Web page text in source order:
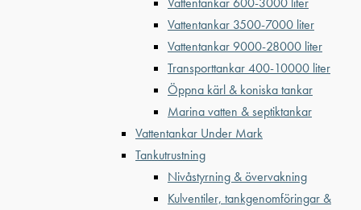
Vattentankar 3500-7000 liter
Vattentankar 9000-28000 liter
Transporttankar 400-10000 liter
Öppna kärl & koniska tankar
Marina vatten & septiktankar
Vattentankar Under Mark
Tankutrustning
Nivåstyrning & övervakning
Kulventiler, tankgenomföringar &